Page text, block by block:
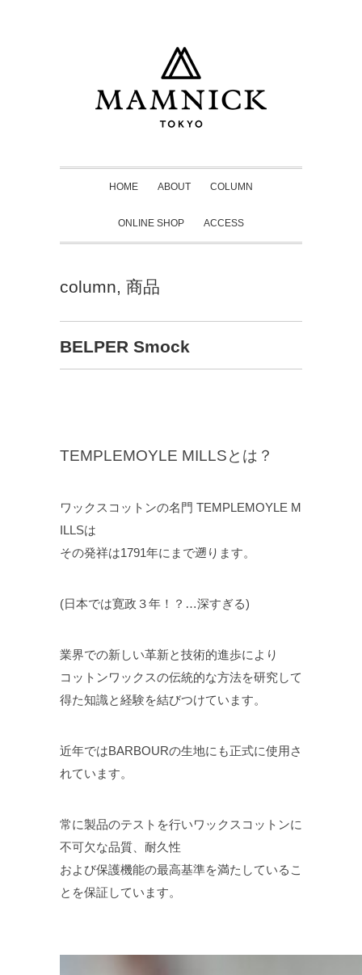
HOME ABOUT COLUMN
ONLINE SHOP ACCESS
column, 商品
BELPER Smock
TEMPLEMOYLE MILLSとは？
ワックスコットンの名門 TEMPLEMOYLE M
ILLSは
その発祥は1791年にまで遡ります。
(日本では寛政３年！？…深すぎる)
業界での新しい革新と技術的進歩により
コットンワックスの伝統的な方法を研究して
得た知識と経験を結びつけています。
近年ではBARBOURの生地にも正式に使用さ
れています。
常に製品のテストを行いワックスコットンに
不可欠な品質、耐久性
および保護機能の最高基準を満たしているこ
とを保証しています。